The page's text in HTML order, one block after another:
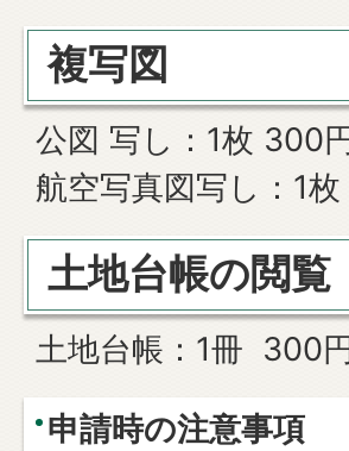
複写図
公図 写し：1枚 300
航空写真図写し：1
土地台帳の閲覧
土地台帳：1冊 300
申請時の注意事項